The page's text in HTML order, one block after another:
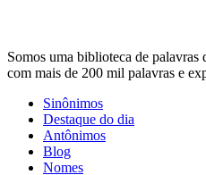
Somos uma biblioteca de
com mais de 200 mil palavras e
Sinônimos
Destaque do dia
Antônimos
Blog
Nomes